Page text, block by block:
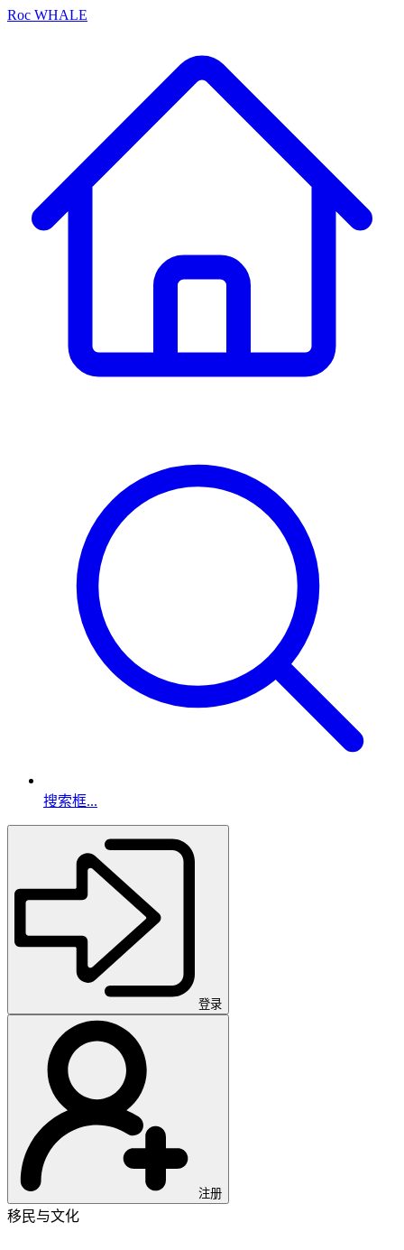
Roc WHALE
搜索框...
登录
注册
移民与文化